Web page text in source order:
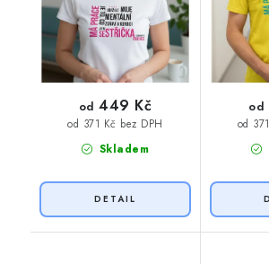
Skladem
od 371 Kč bez DPH
od 449 Kč
od
od